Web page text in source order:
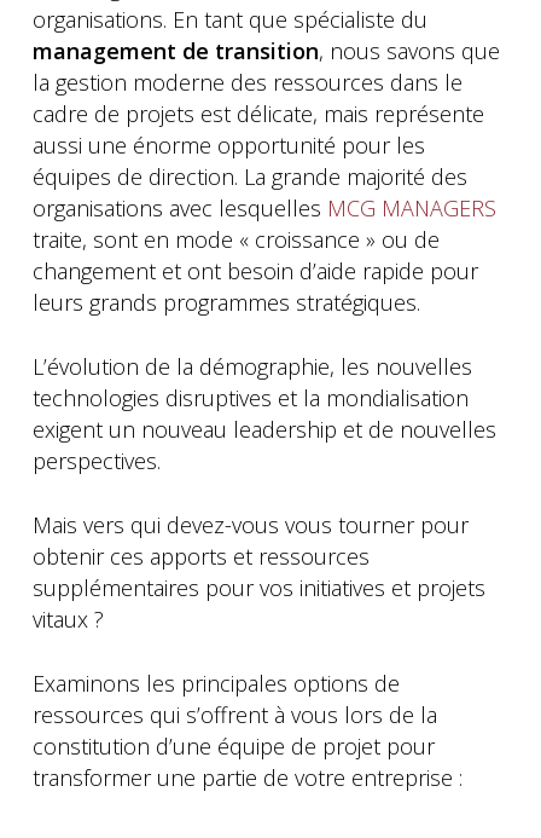
organisations. En tant que spécialiste du
management de transition, nous savons que
la gestion moderne des ressources dans le
cadre de projets est délicate, mais représente
aussi une énorme opportunité pour les
équipes de direction. La grande majorité des
organisations avec lesquelles MCG MANAGERS
traite, sont en mode « croissance » ou de
changement et ont besoin d’aide rapide pour
leurs grands programmes stratégiques.
L’évolution de la démographie, les nouvelles
technologies disruptives et la mondialisation
exigent un nouveau leadership et de nouvelles
perspectives.
Mais vers qui devez-vous vous tourner pour
obtenir ces apports et ressources
supplémentaires pour vos initiatives et projets
vitaux ?
Examinons les principales options de
ressources qui s’offrent à vous lors de la
constitution d’une équipe de projet pour
transformer une partie de votre entreprise :